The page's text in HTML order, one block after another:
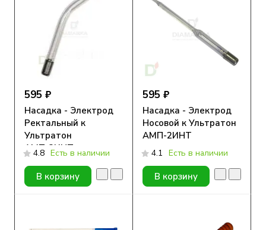
595 ₽
Насадка - Электрод
Ректальный к
Ультратон
АМП-2ИНТ
4.8 Есть в наличии
В корзину
595 ₽
Насадка - Электрод
Носовой к Ультратон
АМП-2ИНТ
4.1 Есть в наличии
В корзину